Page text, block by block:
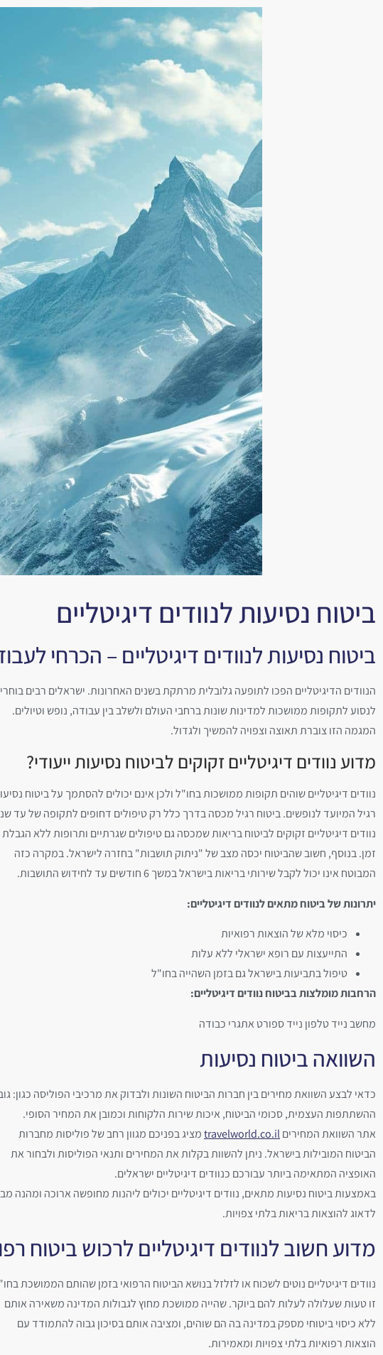
ביטוח נסיעות לנוודים דיגיטליים
ביטוח נסיעות לנוודים דיגיטליים – הכרחי
הנוודים הדיגיטליים הפכו לתופעה גלובלית מרתקת בשנים האחרונות. ישראלים רבים
לנסוע לתקופות ממושכות למדינות שונות ברחבי העולם ולשלב בין עבודה, נופש וטיולים.
המגמה הזו צוברת תאוצה וצפויה להמשיך ולגדול.
מדוע נוודים דיגיטליים זקוקים לביטוח נסיעות ייעודי?
נוודים דיגיטליים שוהים תקופות ממושכות בחו"ל ולכן אינם יכולים להסתמך על ביטוח
רגיל המיועד לנופשים. ביטוח רגיל מכסה בדרך כלל רק טיפולים דחופים לתקופה של עד
נוודים דיגיטליים זקוקים לביטוח בריאות שמכסה גם טיפולים שגרתיים ותרופות ללא הגבלת
זמן. בנוסף, חשוב שהביטוח יכסה מצב של "ניתוק תושבות" בחזרה לישראל. במקרה כזה
המבוטח אינו יכול לקבל שירותי בריאות בישראל במשך 6 חודשים עד לחידוש התושבות.
יתרונות של ביטוח מתאים לנוודים דיגיטליים:
כיסוי מלא של הוצאות רפואיות
התייעצות עם רופא ישראלי ללא עלות
טיפול בתביעות בישראל גם בזמן השהייה בחו"ל
הרחבות מומלצות בביטוח נוודים דיגיטליים:
מחשב נייד טלפון נייד ספורט אתגרי כבודה
השוואה ביטוח נסיעות
כדאי לבצע השוואת מחירים בין חברות הביטוח השונות ולבדוק את מרכיבי הפוליסה כגון:
ההשתתפות העצמית, סכומי הביטוח, איכות שירות הלקוחות וכמובן את המחיר הסופי.
אתר השוואת המחיריםtravelworld.co.ilמציג בפניכם מגוון רחב של פוליסות מחברות
הביטוח המובילות בישראל. ניתן להשוות בקלות את המחירים ותנאי הפוליסות ולבחור את
האופציה המתאימה ביותר עבורכם כנוודים דיגיטליים ישראלים.
באמצעות ביטוח נסיעות מתאים, נוודים דיגיטליים יכולים ליהנות מחופשה ארוכה ומהנה
לדאוג להוצאות בריאות בלתי צפויות.
מדוע חשוב לנוודים דיגיטליים לרכוש ביטוח
נוודים דיגיטליים נוטים לשכוח או לזלזל בנושא הביטוח הרפואי בזמן שהותם הממושכת
זו טעות שעלולה לעלות להם ביוקר. שהייה ממושכת מחוץ לגבולות המדינה משאירה אותם
ללא כיסוי ביטוחי מספק במדינה בה הם שוהים, ומציבה אותם בסיכון גבוה להתמודד עם
הוצאות רפואיות בלתי צפויות ומאמירות.